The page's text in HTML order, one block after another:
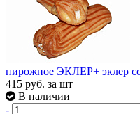
пирожное ЭКЛЕР+ эклер
415 руб. за шт
В наличии
-